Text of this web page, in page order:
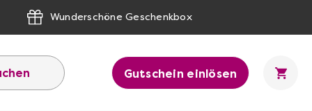
Wunderschöne Geschenkbox
Gutschein einlösen